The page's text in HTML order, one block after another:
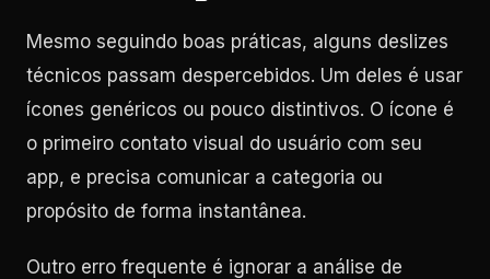
Mesmo seguindo boas práticas, alguns deslizes
técnicos passam despercebidos. Um deles é usar
ícones genéricos ou pouco distintivos. O ícone é
o primeiro contato visual do usuário com seu
app, e precisa comunicar a categoria ou
propósito de forma instantânea.
Outro erro frequente é ignorar a análise de